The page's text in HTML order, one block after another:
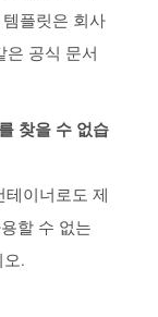
플릿은 회사
은 공식 문서
찾을 수 없습
이너로도 제
할 수 없는
오.